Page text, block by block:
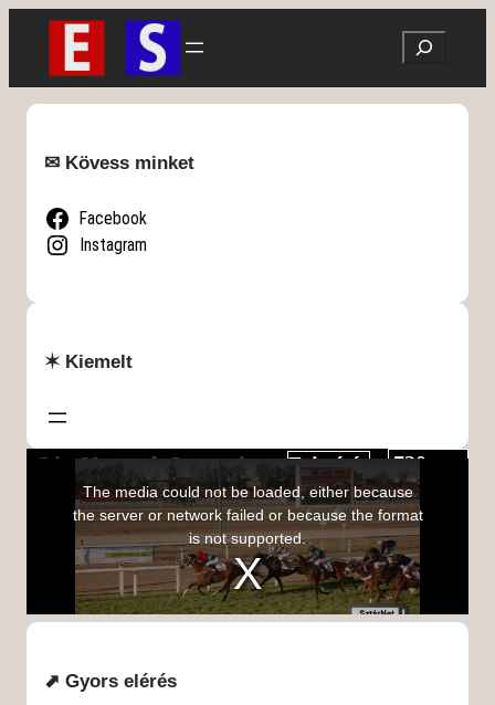
tartalomhoz
Search
✉ Kövess minket
Facebook
Instagram
✶ Kiemelt
⬈ Gyors elérés